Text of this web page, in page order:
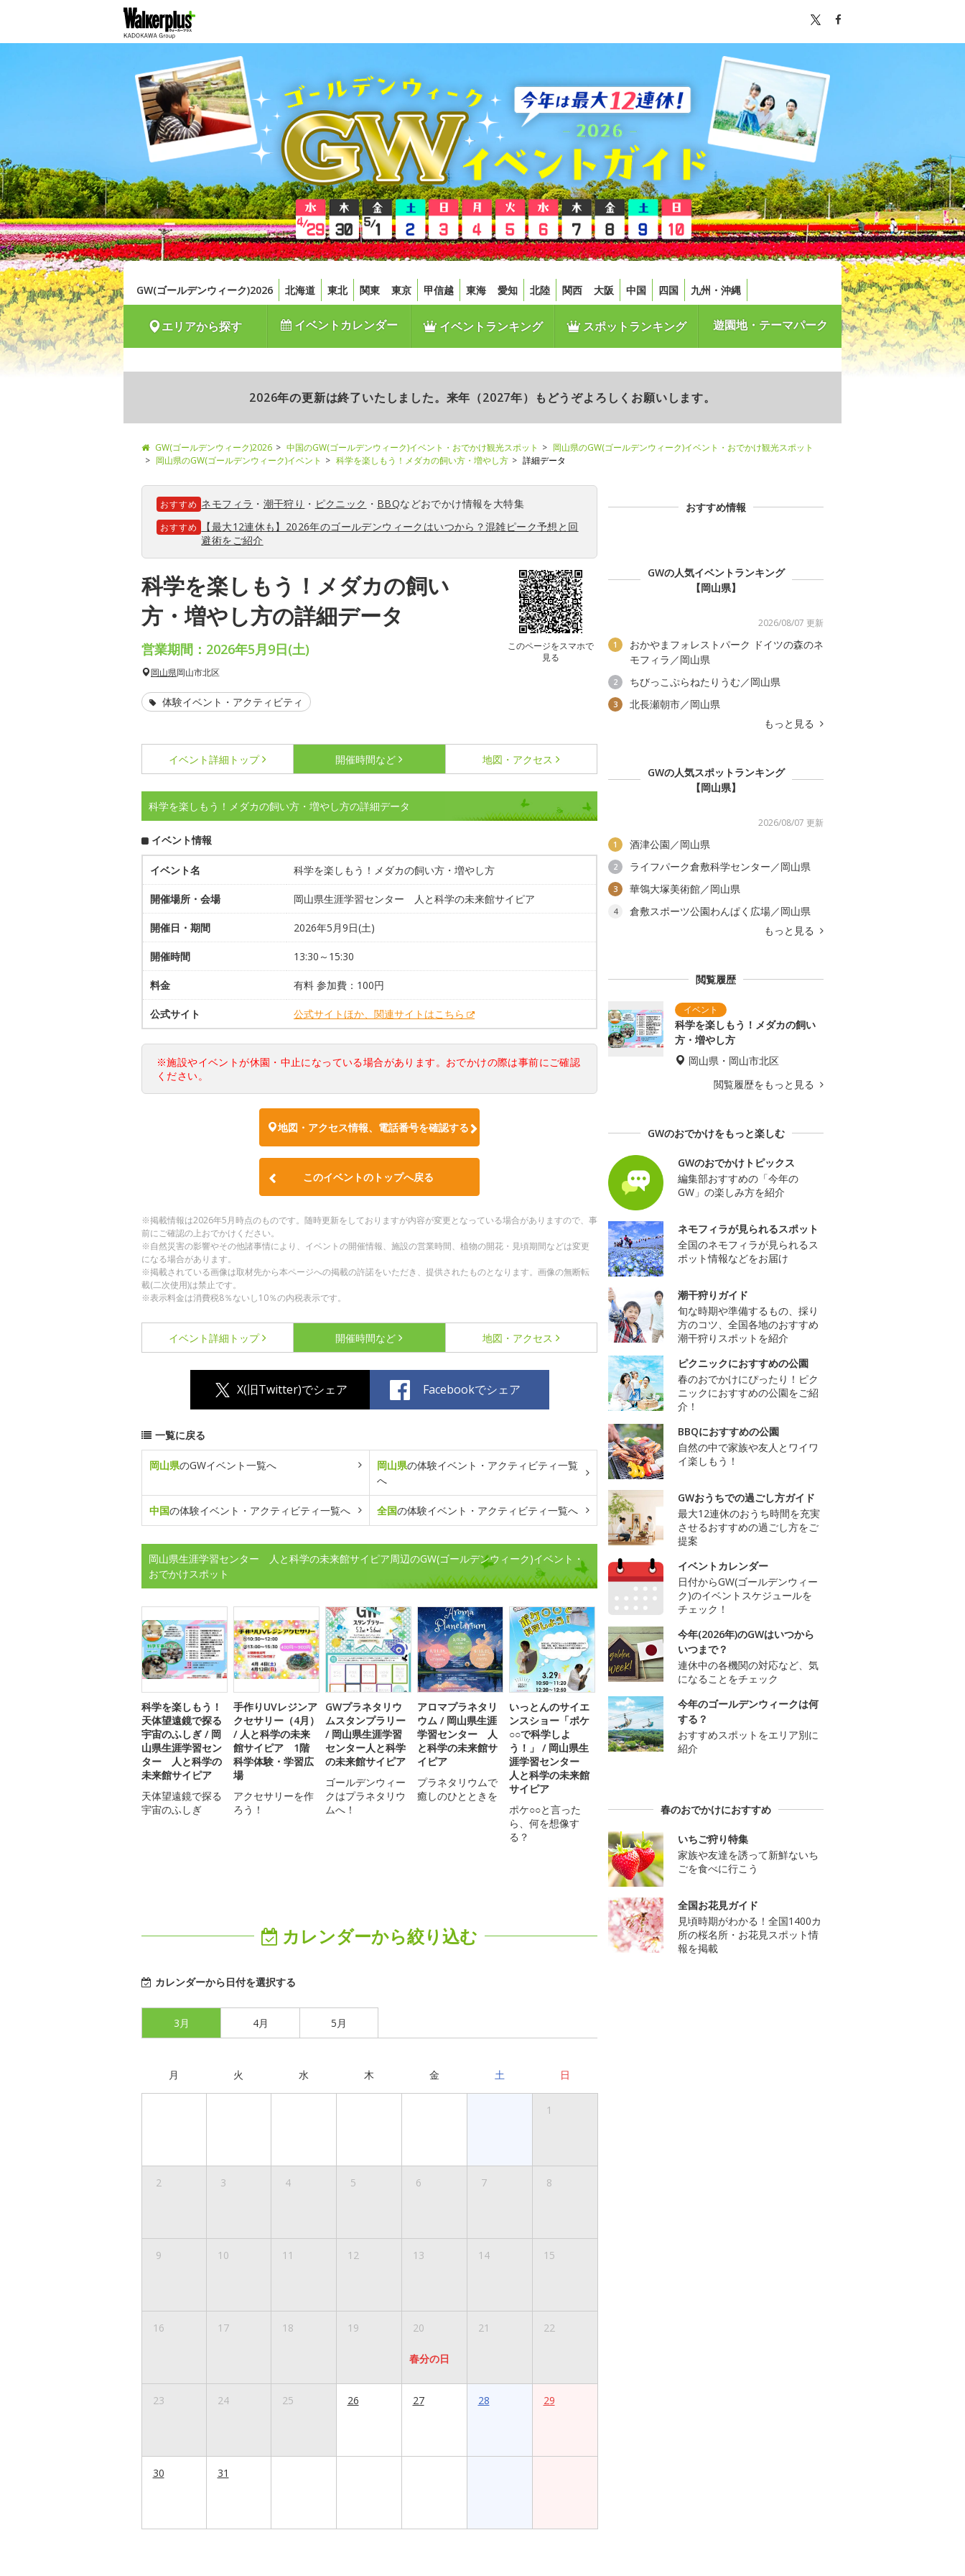
GW(ゴールデンウィーク)2026 北海道 東北 関東 東京 甲信越 東海 愛知 北陸 関西 大阪 中国 四国 九州・沖縄
エリアから探す イベントカレンダー イベントランキング スポットランキング 遊園地・テーマパーク
2026年の更新は終了いたしました。来年（2027年）もどうぞよろしくお願いします。
GW(ゴールデンウィーク)2026 中国のGW(ゴールデンウィーク)イベント・おでかけ観光スポット
岡山県のGW(ゴールデンウィーク)イベント・おでかけ観光スポット
岡山県のGW(ゴールデンウィーク)イベント
科学を楽しもう！メダカの飼い方・増やし方 詳細データ
おすすめ ネモフィラ ・ 潮干狩り ・ ピクニック ・ BBQなどおでかけ情報を大特集
おすすめ
【最大12連休も】2026年のゴールデンウィークはいつから？混雑ピーク予想と回
避術をご紹介
科学を楽しもう！メダカの飼い
方・増やし方の詳細データ
このページをスマホで
見る
営業期間：2026年5月9日(土)
岡山県岡山市北区
体験イベント・アクティビティ
イベント詳細 トップ 開催時間など 地図・アクセス
科学を楽しもう！メダカの飼い方・増やし方の詳細データ
イベント情報
イベント名 科学を楽しもう！メダカの飼い方・増やし方
開催場所・会場 岡山県生涯学習センター 人と科学の未来館サイピア
開催日・期間 2026年5月9日(土)
開催時間 13:30～15:30
料金 有料 参加費：100円
公式サイト 公式サイトほか、関連サイトはこちら
※施設やイベントが休園・中止になっている場合があります。おでかけの際は事前にご確認
ください。
地図・アクセス情報、電話番号を確認する
このイベントのトップへ戻る
※掲載情報は2026年5月時点のものです。随時更新をしておりますが内容が変更となっている場合がありますので、事
前にご確認の上おでかけください。
※自然災害の影響やその他諸事情により、イベントの開催情報、施設の営業時間、植物の開花・見頃期間などは変更
になる場合があります。
※掲載されている画像は取材先から本ページへの掲載の許諾をいただき、提供されたものとなります。画像の無断転
載(二次使用)は禁止です。
※表示料金は消費税8％ないし10％の内税表示です。
イベント詳細 トップ 開催時間など 地図・アクセス
X(旧Twitter)でシェア Facebookでシェア
一覧に戻る
岡山県のGWイベント一覧へ 岡山県の体験イベント・アクティビティ一覧
へ
中国の体験イベント・アクティビティ一覧へ 全国の体験イベント・アクティビティ一覧へ
岡山県生涯学習センター 人と科学の未来館サイピア周辺のGW(ゴールデンウィーク)イベント・
おでかけスポット
科学を楽しもう！
天体望遠鏡で探る
宇宙のふしぎ / 岡
山県生涯学習セン
ター 人と科学の
未来館サイピア
天体望遠鏡で探る
宇宙のふしぎ
手作りUVレジンア
クセサリー（4月）
/ 人と科学の未来
館サイピア 1階
科学体験・学習広
場
アクセサリーを作
ろう！
GWプラネタリウ
ムスタンプラリー
/ 岡山県生涯学習
センター人と科学
の未来館サイピア
ゴールデンウィー
クはプラネタリウ
ムへ！
アロマプラネタリ
ウム / 岡山県生涯
学習センター 人
と科学の未来館サ
イピア
プラネタリウムで
癒しのひとときを
いっとんのサイエ
ンスショー「ポケ
○○で科学しよ
う！」 / 岡山県生
涯学習センター
人と科学の未来館
サイピア
ポケ○○と言った
ら、何を想像す
る？
カレンダーから絞り込む
カレンダーから日付を選択する
3月 4月 5月
月 火 水 木 金 土 日
1
2 3 4 5 6 7 8
9 10 11 12 13 14 15
16 17 18 19 20
春分の日
21 22
23 24 25 26 27 28 29
30 31
おすすめ情報
GWの人気イベントランキング
【岡山県】
2026/08/07 更新
1
おかやまフォレストパーク ドイツの森のネ
モフィラ／岡山県
2 ちびっこぷらねたりうむ／岡山県
3
北長瀬朝市／岡山県
もっと見る
GWの人気スポットランキング
【岡山県】
2026/08/07 更新
1 酒津公園／岡山県
2 ライフパーク倉敷科学センター／岡山県
3 華鴒大塚美術館／岡山県
4
倉敷スポーツ公園わんぱく広場／岡山県
もっと見る
閲覧履歴
科学を楽しもう！メダカの飼い
方・増やし方
岡山県・岡山市北区
閲覧履歴をもっと見る
GWのおでかけをもっと楽しむ
GWのおでかけトピックス
編集部おすすめの「今年の
GW」の楽しみ方を紹介
ネモフィラが見られるスポット
全国のネモフィラが見られるス
ポット情報などをお届け
潮干狩りガイド
旬な時期や準備するもの、採り
方のコツ、全国各地のおすすめ
潮干狩りスポットを紹介
ピクニックにおすすめの公園
春のおでかけにぴったり！ピク
ニックにおすすめの公園をご紹
介！
BBQにおすすめの公園
自然の中で家族や友人とワイワ
イ楽しもう！
GWおうちでの過ごし方ガイド
最大12連休のおうち時間を充実
させるおすすめの過ごし方をご
提案
イベントカレンダー
日付からGW(ゴールデンウィー
ク)のイベントスケジュールを
チェック！
今年(2026年)のGWはいつから
いつまで？
連休中の各機関の対応など、気
になることをチェック
今年のゴールデンウィークは何
する？
おすすめスポットをエリア別に
紹介
春のおでかけにおすすめ
いちご狩り特集
家族や友達を誘って新鮮ないち
ごを食べに行こう
全国お花見ガイド
見頃時期がわかる！全国1400カ
所の桜名所・お花見スポット情
報を掲載